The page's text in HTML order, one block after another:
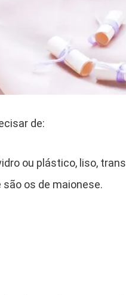
de:
ou plástico, liso,
os de maionese.